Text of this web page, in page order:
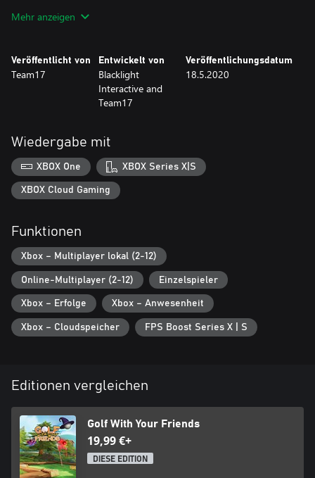
Hockeytor aus.
stylishen Hüten, Floatys und Schweifen für deinen Ball.
Mehr anzeigen
Veröffentlicht von
Team17
Entwickelt von
Blacklight
Interactive and
Team17
Veröffentlichungsdatum
18.5.2020
Wiedergabe mit
XBOX One XBOX Series X|S
XBOX Cloud Gaming
Funktionen
Xbox – Multiplayer lokal (2-12)
Online-Multiplayer (2-12) Einzelspieler
Xbox – Erfolge Xbox – Anwesenheit
Xbox – Cloudspeicher FPS Boost Series X | S
Editionen vergleichen
Golf With Your Friends
19,99 €+
DIESE EDITION